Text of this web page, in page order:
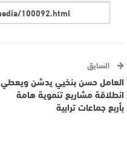
السابق
العامل حسن بنخيي يدشن ويعطي
انطلاقة مشاريع تنموية هامة
بأربع جماعات ترابية